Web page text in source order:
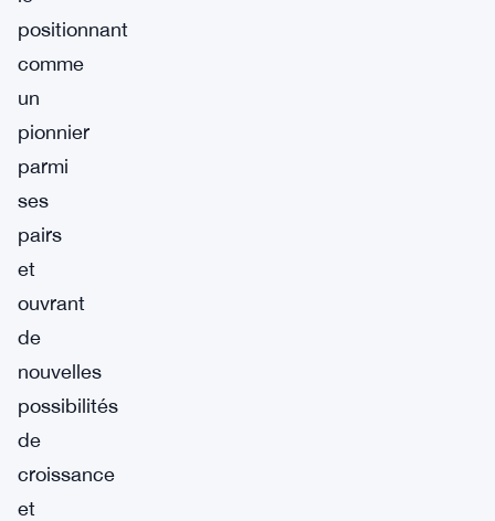
positionnant
comme
un
pionnier
parmi
ses
pairs
et
ouvrant
de
nouvelles
possibilités
de
croissance
et